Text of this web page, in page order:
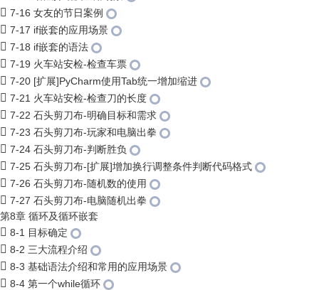
7-16 女友的节日案例
7-17 if嵌套的应用场景
7-18 if嵌套的语法
7-19 火车站安检-检查车票
7-20 [扩展]PyCharm使用Tab统一增加缩进
7-21 火车站安检-检查刀的长度
7-22 石头剪刀布-明确目标和需求
7-23 石头剪刀布-玩家和电脑出拳
7-24 石头剪刀布-判断胜负
7-25 石头剪刀布-[扩展]增加换行调整条件判断代码格式
7-26 石头剪刀布-随机数的使用
7-27 石头剪刀布-电脑随机出拳
第8章 循环及循环嵌套
8-1 目标确定
8-2 三大流程介绍
8-3 基础语法介绍和常用的应用场景
8-4 第一个while循环